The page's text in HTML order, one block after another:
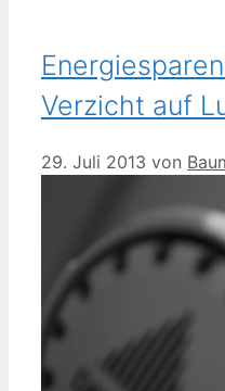
Verzicht auf
29. Juli 2013 von